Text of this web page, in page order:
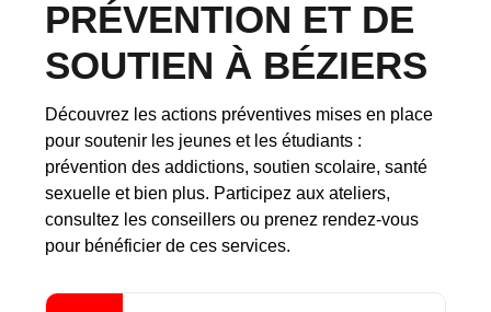
PRÉVENTION ET DE
SOUTIEN À BÉZIERS
Découvrez les actions préventives mises en place
pour soutenir les jeunes et les étudiants :
prévention des addictions, soutien scolaire, santé
sexuelle et bien plus. Participez aux ateliers,
consultez les conseillers ou prenez rendez-vous
pour bénéficier de ces services.